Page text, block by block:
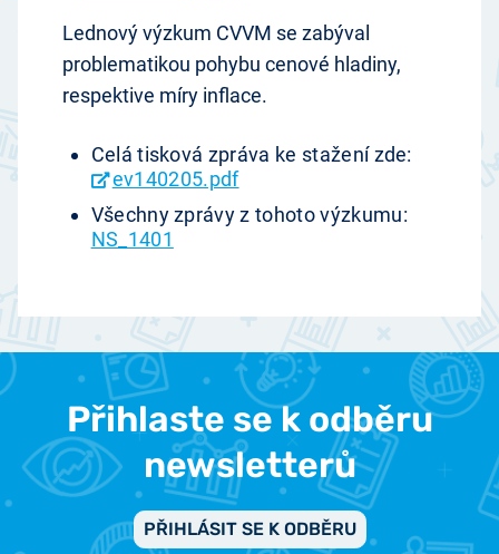
Lednový výzkum CVVM se zabýval
problematikou pohybu cenové hladiny,
respektive míry inflace.
Celá tisková zpráva ke stažení zde:
ev140205.pdf
Všechny zprávy z tohoto výzkumu:
NS_1401
Přihlaste se k odběru
newsletterů
PŘIHLÁSIT SE K ODBĚRU